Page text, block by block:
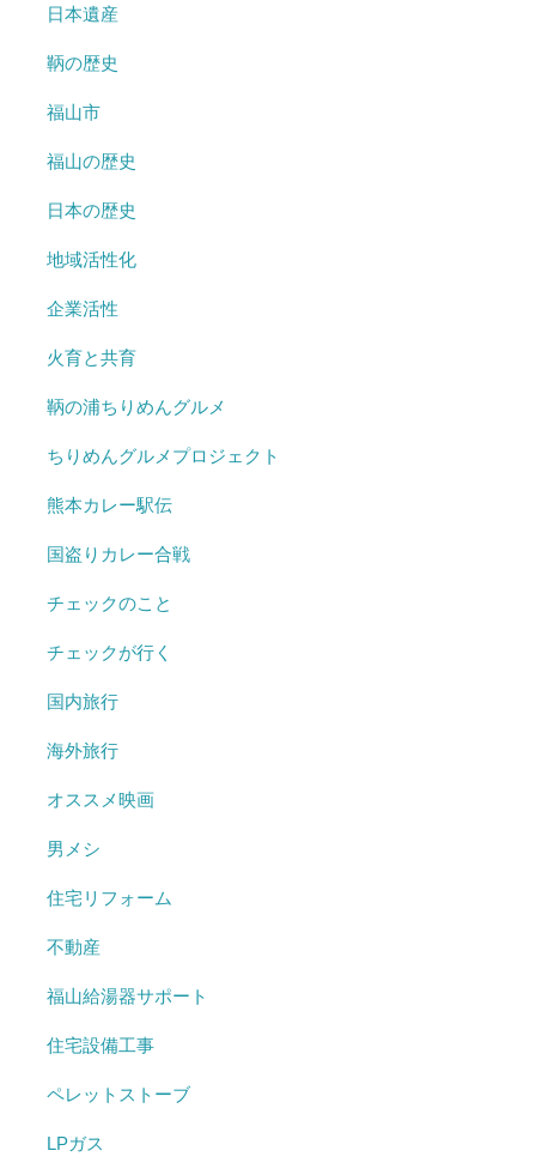
日本遺産
鞆の歴史
福山市
福山の歴史
日本の歴史
地域活性化
企業活性
火育と共育
鞆の浦ちりめんグルメ
ちりめんグルメプロジェクト
熊本カレー駅伝
国盗りカレー合戦
チェックのこと
チェックが行く
国内旅行
海外旅行
オススメ映画
男メシ
住宅リフォーム
不動産
福山給湯器サポート
住宅設備工事
ペレットストーブ
LPガス